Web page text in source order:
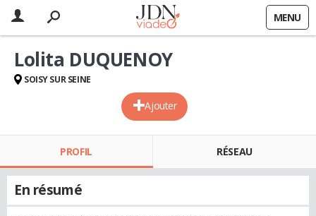
MENU
Ajouter
Lolita DUQUENOY
SOISY SUR SEINE
PROFIL RÉSEAU
En résumé